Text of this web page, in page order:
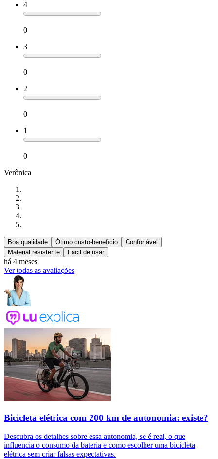
4
0
3
0
2
0
1
0
Verônica
Boa qualidade Ótimo custo-benefício
Confortável
Material resistente
Fácil de usar
há 4 meses
Ver todas as avaliações
Bicicleta elétrica com 200 km de autonomia: existe?
Descubra os detalhes sobre essa autonomia, se é real, o que
influencia o consumo da bateria e como escolher uma bicicleta
elétrica sem criar falsas expectativas.